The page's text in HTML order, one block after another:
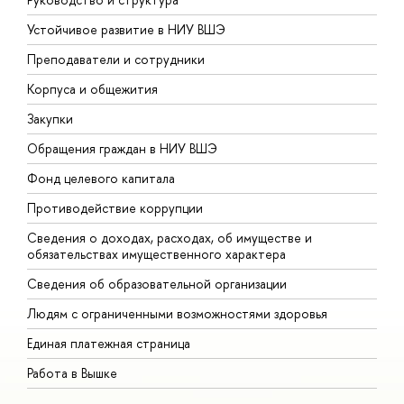
Устойчивое развитие в НИУ ВШЭ
Преподаватели и сотрудники
Корпуса и общежития
Закупки
Обращения граждан в НИУ ВШЭ
Фонд целевого капитала
Противодействие коррупции
Сведения о доходах, расходах, об имуществе и
обязательствах имущественного характера
Сведения об образовательной организации
Людям с ограниченными возможностями здоровья
Единая платежная страница
Работа в Вышке